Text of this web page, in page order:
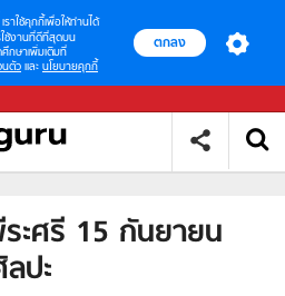
เราใช้คุกกี้เพื่อให้ท่านได้
ช้งานที่ดีที่สุดบน
ศึกษาเพิ่มเติมที่
นตัว และ นโยบายคุกกี้
ตกลง
ะศรี 15 กันยายน
ปะ